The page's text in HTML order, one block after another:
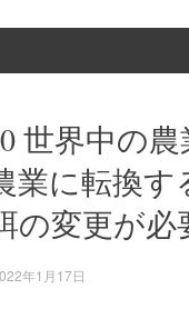
世界中の農
業に転換す
の変更が必
年1月17日